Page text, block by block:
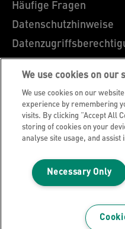
Häufige Fragen
Datenschutzhinweise
Impressum
Über Leitz
Garantie Bedingungen
Hinweise zum
Leitz Blog
We use cookies on our
We use cookies on our
experience by remembering
visits. By clicking “Accept All
storing of cookies on your
analyse site usage, and
Necessary Only